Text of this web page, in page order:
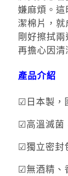
嫌麻煩。
潔棉片，就
剛好擦拭
再擔心因清
產品介紹
☑日本製，
☑高溫滅菌
☑獨立密封
☑無酒精、